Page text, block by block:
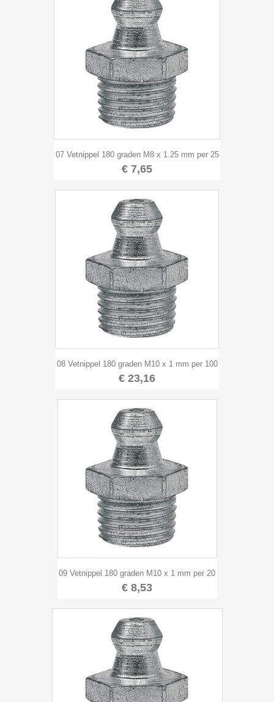
07 Vetnippel 180 graden M8 x 1.25 mm per 25
€ 7,65
08 Vetnippel 180 graden M10 x 1 mm per 100
€ 23,16
09 Vetnippel 180 graden M10 x 1 mm per 20
€ 8,53